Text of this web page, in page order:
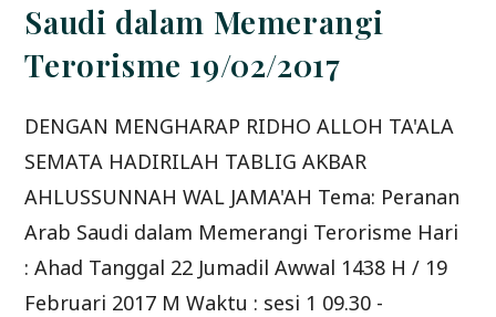
Saudi dalam Memerangi
Terorisme 19/02/2017
DENGAN MENGHARAP RIDHO ALLOH TA'ALA
SEMATA HADIRILAH TABLIG AKBAR
AHLUSSUNNAH WAL JAMA'AH Tema: Peranan
Arab Saudi dalam Memerangi Terorisme Hari
: Ahad Tanggal 22 Jumadil Awwal 1438 H / 19
Februari 2017 M Waktu : sesi 1 09.30 -